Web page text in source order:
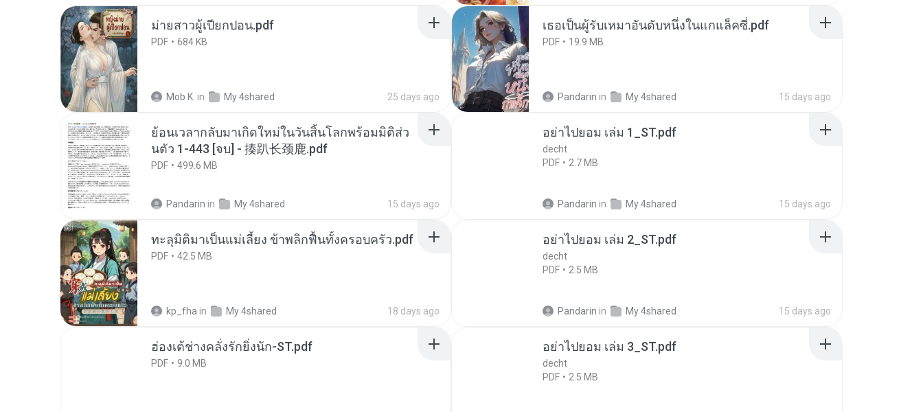
ม่ายสาวผู้เปียกปอน.pdf
PDF 684 KB
Mob K. in My 4shared 25 days ago
เธอเป็นผู้รับเหมาอันดับหนึ่งในแกแล็คซี่.pdf
PDF 19.9 MB
Pandarin in My 4shared 15 days ago
ย้อนเวลากลับมาเกิดใหม่ในวันสิ้นโลกพร้อมมิติส่ว
นตัว 1-443 [จบ] - 揍趴长颈鹿.pdf
PDF 499.6 MB
Pandarin in My 4shared 15 days ago
อย่าไปยอม เล่ม 1_ST.pdf
decht
PDF
2.7 MB
Pandarin in My 4shared 15 days ago
ทะลุมิติมาเป็นแม่เลี้ยง ข้าพลิกฟื้นทั้งครอบครัว.pdf
PDF 42.5 MB
kp_fha in My 4shared 18 days ago
อย่าไปยอม เล่ม 2_ST.pdf
decht
PDF
2.5 MB
Pandarin in My 4shared 15 days ago
ฮ่องเต้ช่างคลั่งรักยิ่งนัก-ST.pdf
PDF 9.0 MB
อย่าไปยอม เล่ม 3_ST.pdf
decht
PDF
2.5 MB